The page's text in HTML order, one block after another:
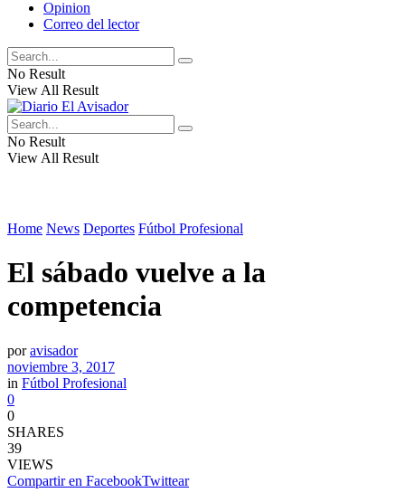
Opinion
Correo del lector
No Result
View All Result
No Result
View All Result
Home News Deportes Fútbol Profesional
El sábado vuelve a la
competencia
por avisador
noviembre 3, 2017
in Fútbol Profesional
0
0
SHARES
39
VIEWS
Compartir en FacebookTwittear